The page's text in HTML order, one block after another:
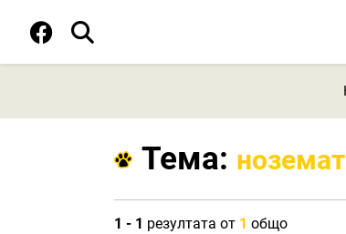
Тема:
1 - 1 резултата от 1 общо